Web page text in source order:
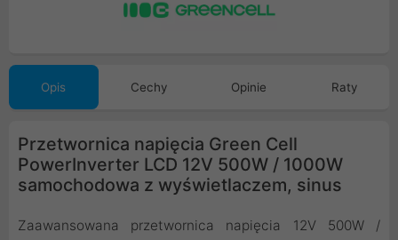
Opis Cechy Opinie Raty
Przetwornica napięcia Green Cell
PowerInverter LCD 12V 500W / 1000W
samochodowa z wyświetlaczem, sinus
Zaawansowana przetwornica napięcia 12V 500W /